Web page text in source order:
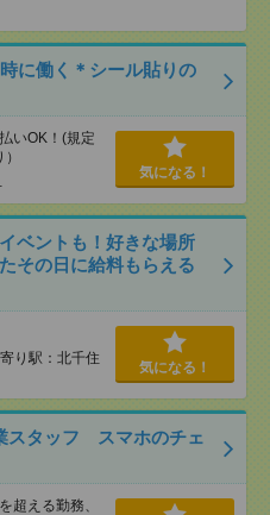
に働く＊シール貼りの
いOK！(規定
気になる！
ベントも！好きな場所
その日に給料もらえる
り駅：北千住
気になる！
スタッフ スマホのチェ
える勤務、